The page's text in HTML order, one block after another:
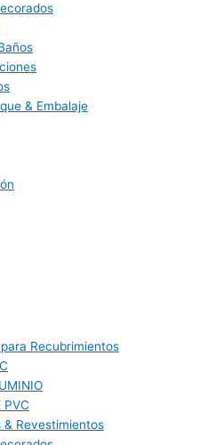
& Embalaje
Recubrimientos
PVC
& Revestimientos